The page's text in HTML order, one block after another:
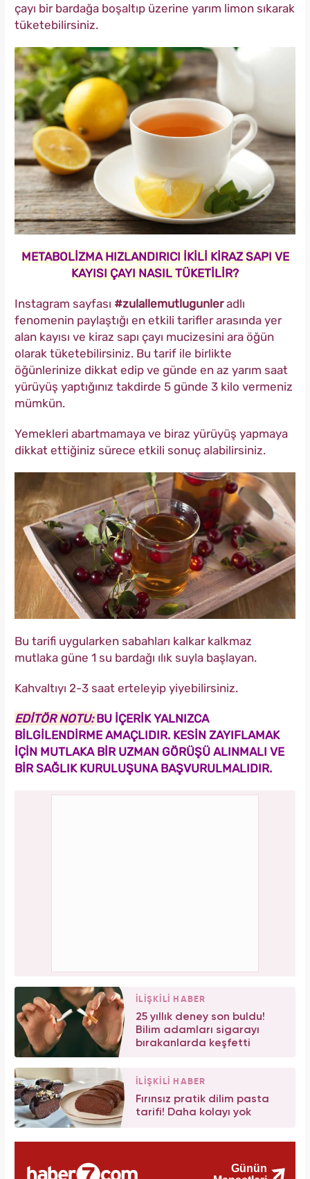
çayı bir bardağa boşaltıp üzerine yarım limon sıkarak
tüketebilirsiniz.
METABOLİZMA HIZLANDIRICI İKİLİ KİRAZ SAPI VE
KAYISI ÇAYI NASIL TÜKETİLİR?
Instagram sayfası #zulallemutlugunleradlı
fenomenin paylaştığı en etkili tarifler arasında yer
alan kayısı ve kiraz sapı çayı mucizesini ara öğün
olarak tüketebilirsiniz. Bu tarif ile birlikte
öğünlerinize dikkat edip ve günde en az yarım saat
yürüyüş yaptığınız takdirde 5 günde 3 kilo vermeniz
mümkün.
Yemekleri abartmamaya ve biraz yürüyüş yapmaya
dikkat ettiğiniz sürece etkili sonuç alabilirsiniz.
Bu tarifi uygularken sabahları kalkar kalkmaz
mutlaka güne 1 su bardağı ılık suyla başlayan.
Kahvaltıyı 2-3 saat erteleyip yiyebilirsiniz.
EDİTÖR NOTU:BU İÇERİK YALNIZCA
BİLGİLENDİRME AMAÇLIDIR. KESİN ZAYIFLAMAK
İÇİN MUTLAKA BİR UZMAN GÖRÜŞÜ ALINMALI VE
BİR SAĞLIK KURULUŞUNA BAŞVURULMALIDIR.
İLİŞKİLİ HABER
25 yıllık deney son buldu!
Bilim adamları sigarayı
bırakanlarda keşfetti
İLİŞKİLİ HABER
Fırınsız pratik dilim pasta
tarifi! Daha kolayı yok